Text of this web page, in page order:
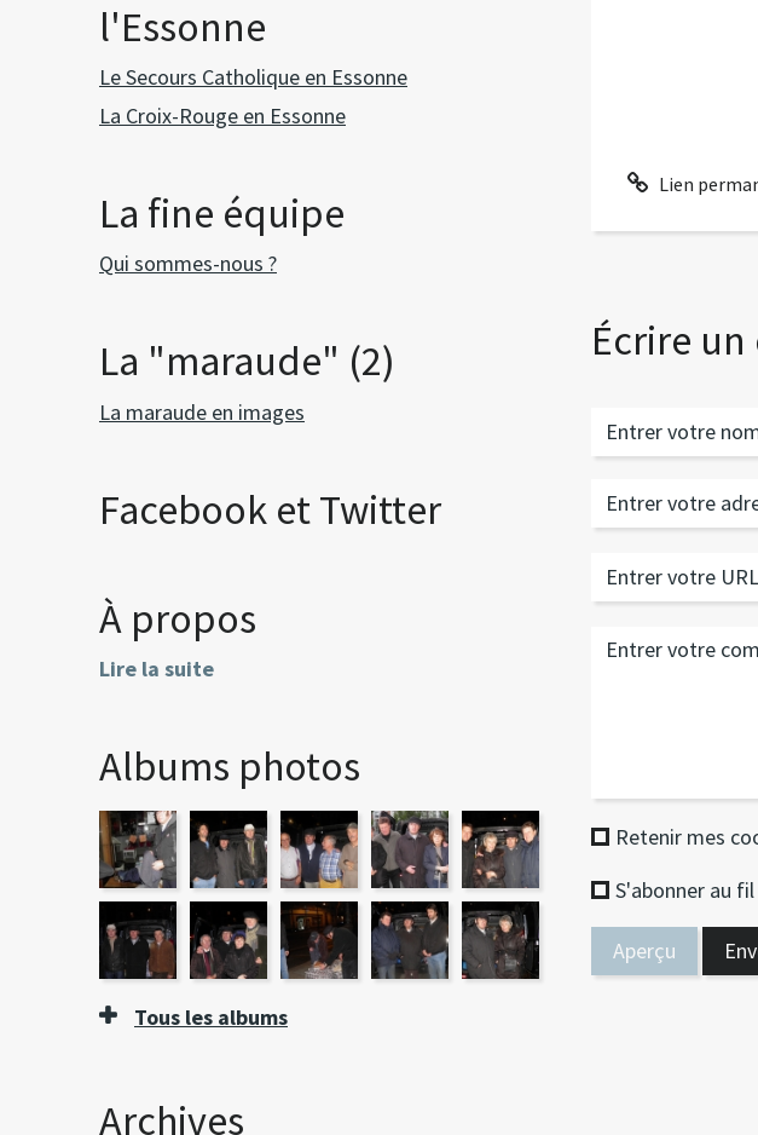
l'Essonne
Le Secours Catholique en Essonne
La Croix-Rouge en Essonne
La fine équipe
Qui sommes-nous ?
La "maraude" (2)
La maraude en images
Facebook et Twitter
À propos
Lire la suite
Albums photos
Tous les albums
Archives
Lien
Écrire
Retenir mes
S'abonner au